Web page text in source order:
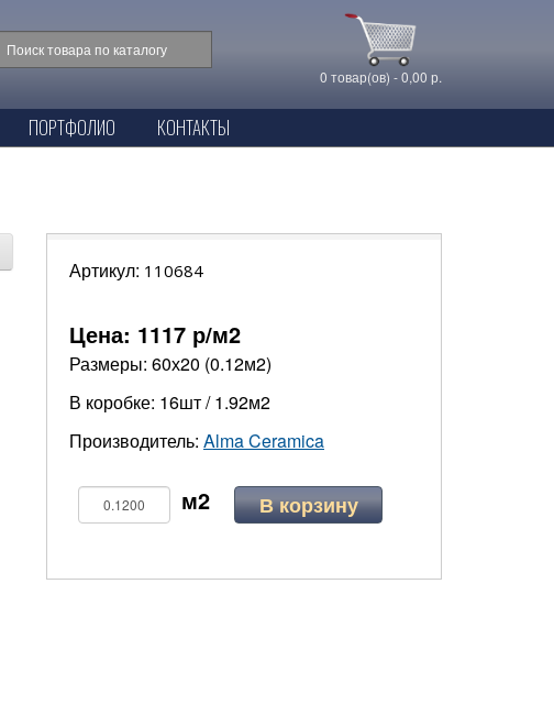
0 товар(ов) - 0,00 р.
ПОРТФОЛИО КОНТАКТЫ
Артикул: 110684
Цена: 1117 р/м2
Размеры: 60х20 (0.12м2)
В коробке: 16шт / 1.92м2
Производитель: Alma Ceramica
В корзину